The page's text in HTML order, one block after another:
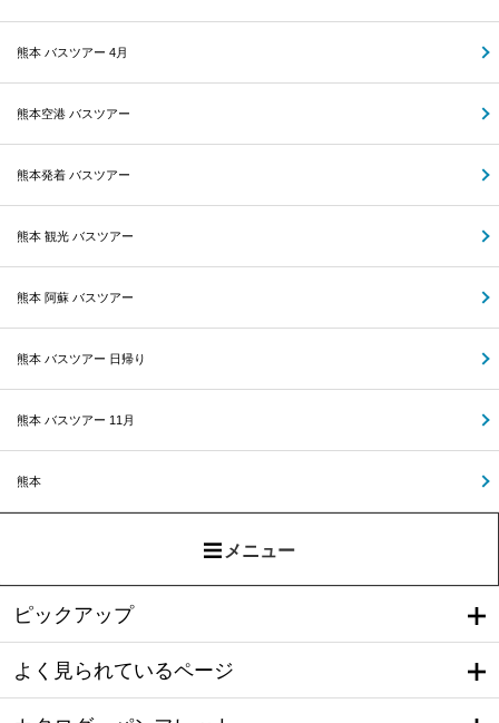
熊本 バスツアー 4月
熊本空港 バスツアー
熊本発着 バスツアー
熊本 観光 バスツアー
熊本 阿蘇 バスツアー
熊本 バスツアー 日帰り
熊本 バスツアー 11月
熊本
メニュー
ピックアップ
よく見られているページ